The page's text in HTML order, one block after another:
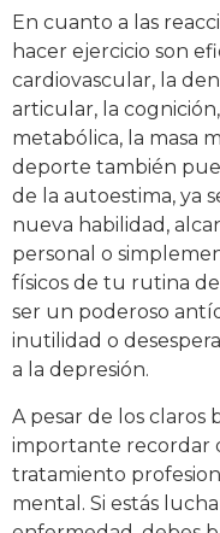
En cuanto a las
hacer ejercicio son
cardiovascular, la
articular, la
metabólica, la masa
deporte también
de la autoestima, ya
nueva habilidad,
personal o
físicos de tu rutina
ser un poderoso
inutilidad o
a la depresión.
A pesar de los claros
importante recordar
tratamiento
mental. Si estás